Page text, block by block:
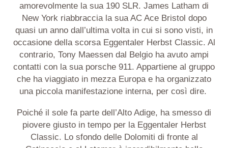
amorevolmente la sua 190 SLR. James Latham di
New York riabbraccia la sua AC Ace Bristol dopo
quasi un anno dall’ultima volta in cui si sono visti, in
occasione della scorsa Eggentaler Herbst Classic. Al
contrario, Tony Maessen dal Belgio ha avuto ampi
contatti con la sua porsche 911. Appartiene al gruppo
che ha viaggiato in mezza Europa e ha organizzato
una piccola manifestazione interna, per così dire.
Poiché il sole fa parte dell’Alto Adige, ha smesso di
piovere giusto in tempo per la Eggentaler Herbst
Classic. Lo sfondo delle Dolomiti di fronte al